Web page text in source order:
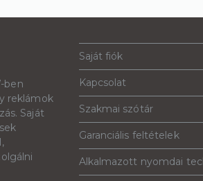
ben
reklámok
Saját
Saját fiók
Kapcsolat
Szakmai szótár
Garanciális feltételek
Alkalmazott nyomdai